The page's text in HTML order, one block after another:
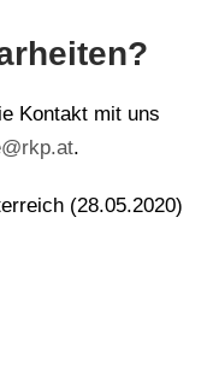
Kontakt mit uns
.
(28.05.2020)